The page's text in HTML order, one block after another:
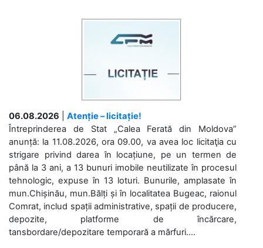
06.08.2026
Atenție – licitație!
Întreprinderea de Stat „Calea Ferată din Moldova”
anunță: la 11.08.2026, ora 09.00, va avea loc licitaţia cu
strigare privind darea în locațiune, pe un termen de
până la 3 ani, a 13 bunuri imobile neutilizate în procesul
tehnologic, expuse în 13 loturi. Bunurile, amplasate în
mun.Chișinău, mun.Bălți și în localitatea Bugeac, raionul
Comrat, includ spații administrative, spații de producere,
depozite, platforme de încărcare,
tansbordare/depozitare temporară a mărfuri....